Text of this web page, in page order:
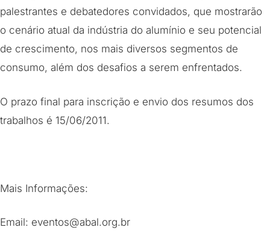
palestrantes e debatedores convidados, que mostrarão
o cenário atual da indústria do alumínio e seu potencial
de crescimento, nos mais diversos segmentos de
consumo, além dos desafios a serem enfrentados.
O prazo final para inscrição e envio dos resumos dos
trabalhos é 15/06/2011.
Mais Informações:
Email: eventos@abal.org.br